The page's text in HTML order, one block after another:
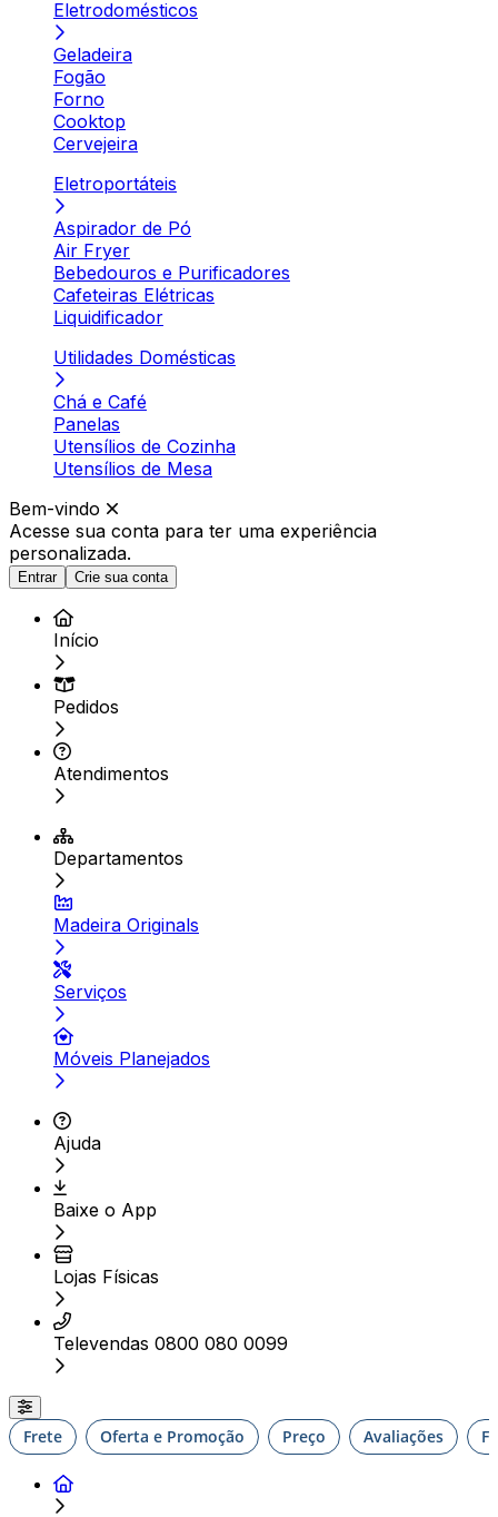
Eletrodomésticos
Geladeira
Fogão
Forno
Cooktop
Cervejeira
Eletroportáteis
Aspirador de Pó
Air Fryer
Bebedouros e Purificadores
Cafeteiras Elétricas
Liquidificador
Utilidades Domésticas
Chá e Café
Panelas
Utensílios de Cozinha
Utensílios de Mesa
Bem-vindo
Acesse sua conta para ter uma experiência
personalizada.
Entrar Crie sua conta
Início
Pedidos
Atendimentos
Departamentos
Madeira Originals
Serviços
Móveis Planejados
Ajuda
Baixe o App
Lojas Físicas
Televendas 0800 080 0099
Frete Oferta e Promoção Preço Avaliações